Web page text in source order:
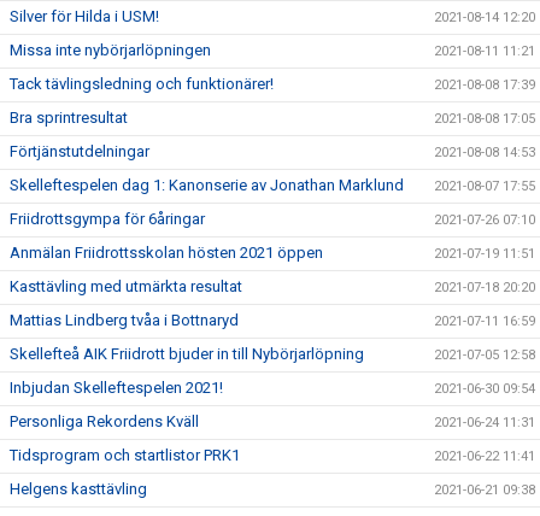
Silver för Hilda i USM! 2021-08-14 12:20
Missa inte nybörjarlöpningen 2021-08-11 11:21
Tack tävlingsledning och funktionärer! 2021-08-08 17:39
Bra sprintresultat 2021-08-08 17:05
Förtjänstutdelningar 2021-08-08 14:53
Skelleftespelen dag 1: Kanonserie av Jonathan Marklund 2021-08-07 17:55
Friidrottsgympa för 6åringar 2021-07-26 07:10
Anmälan Friidrottsskolan hösten 2021 öppen 2021-07-19 11:51
Kasttävling med utmärkta resultat 2021-07-18 20:20
Mattias Lindberg tvåa i Bottnaryd 2021-07-11 16:59
Skellefteå AIK Friidrott bjuder in till Nybörjarlöpning 2021-07-05 12:58
Inbjudan Skelleftespelen 2021! 2021-06-30 09:54
Personliga Rekordens Kväll 2021-06-24 11:31
Tidsprogram och startlistor PRK1 2021-06-22 11:41
Helgens kasttävling 2021-06-21 09:38